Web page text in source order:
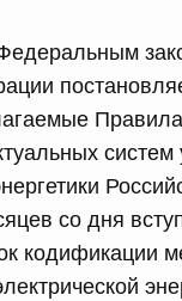
со дня
кодификации
июля, четверг
изменений в
союза от 23